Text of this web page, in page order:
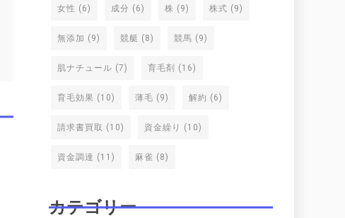
女性 (6) 成分 (6) 株 (9) 株式 (9)
無添加 (9) 競艇 (8) 競馬 (9)
肌ナチュール (7) 育毛剤 (16)
育毛効果 (10) 薄毛 (9) 解約 (6)
請求書買取 (10) 資金繰り (10)
資金調達 (11) 麻雀 (8)
カテゴリー